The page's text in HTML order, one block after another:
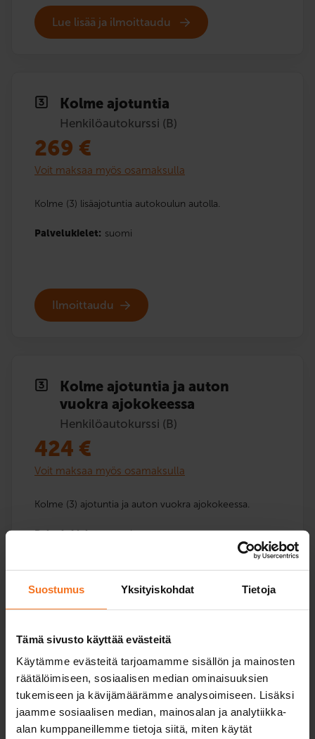
Suostumus Yksityiskohdat Tietoja
Tämä sivusto käyttää evästeitä
Käytämme evästeitä tarjoamamme sisällön ja mainosten
räätälöimiseen, sosiaalisen median ominaisuuksien
tukemiseen ja kävijämäärämme analysoimiseen. Lisäksi
jaamme sosiaalisen median, mainosalan ja analytiikka-
alan kumppaneillemme tietoja siitä, miten käytät
Lue lisää ja ilmoittaudu
Kolme ajotuntia
Henkilöautokurssi (B)
269 €
Voit maksaa myös osamaksulla
Kolme (3) lisäajotuntia autokoulun autolla.
Palvelukielet: suomi
Ilmoittaudu
Kolme ajotuntia ja auton
vuokra ajokokeessa
Henkilöautokurssi (B)
424 €
Voit maksaa myös osamaksulla
Kolme (3) ajotuntia ja auton vuokra ajokokeessa.
Palvelukielet: suomi
Lue lisää ja ilmoittaudu
Viisi ajotuntia
Henkilöautokurssi (B)
409 €